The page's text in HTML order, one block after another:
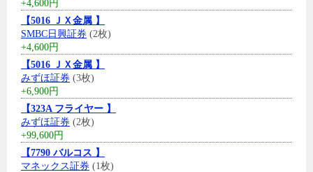
+4,600円
【5016 ＪＸ金属 】
SMBC日興証券 (2枚)
+4,600円
【5016 ＪＸ金属 】
みずほ証券 (3枚)
+6,900円
【323A フライヤー 】
みずほ証券 (2枚)
+99,600円
【7790 バルコス 】
マネックス証券 (1枚)